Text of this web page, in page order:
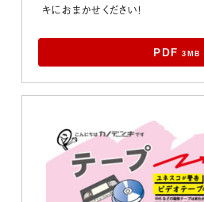
キにおまかせください！
PDF 3MB